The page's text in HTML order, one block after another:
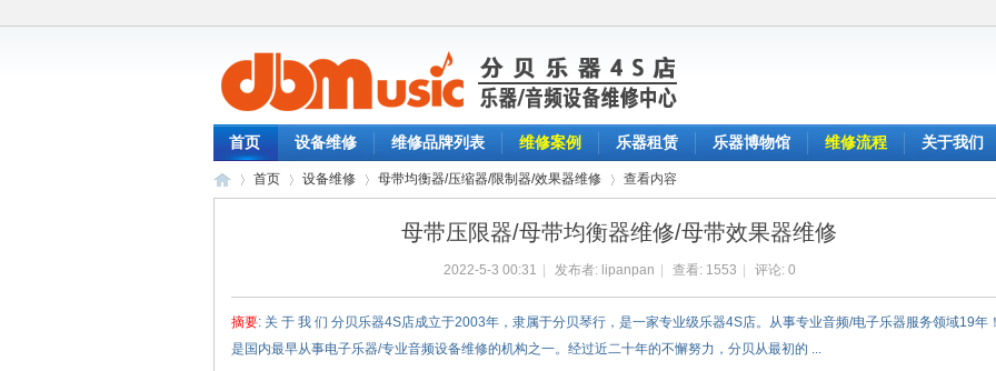
首页 设备维修 维修品牌列表 维修案例 乐器租赁 乐器博物馆 维修流程 关于我们
首页 设备维修 母带均衡器/压缩器/限制器/效果器维修
›
查看内容
母带压限器/母带均衡器维修/母带效果器维修
2022-5-3 00:31 发布者: lipanpan 查看: 1553 评论: 0
摘要: 关 于 我 们 分贝乐器4S店成立于2003年，隶属于分贝琴行，是一家专业级乐器4S店。从事专业音频/电子乐器服务领域19年！
是国内最早从事电子乐器/专业音频设备维修的机构之一。经过近二十年的不懈努力，分贝从最初的 ...